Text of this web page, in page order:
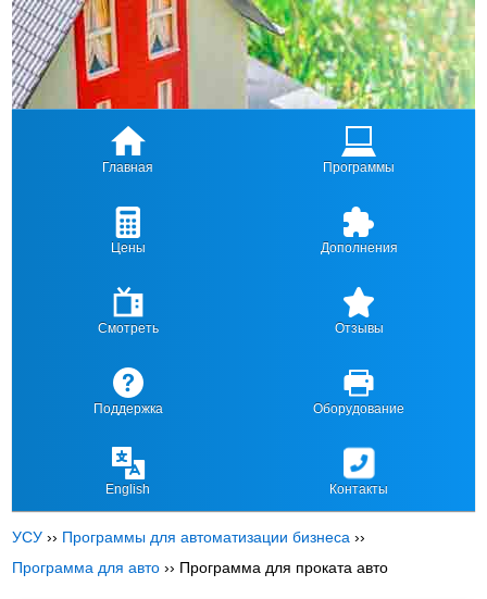
Главная Программы
Цены Дополнения
Смотреть Отзывы
Поддержка Оборудование
English Контакты
УСУ ›› Программы для автоматизации бизнеса ››
Программа для авто ›› Программа для проката авто